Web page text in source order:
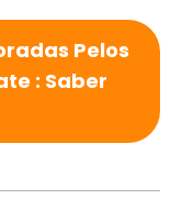
Pelos
: Saber